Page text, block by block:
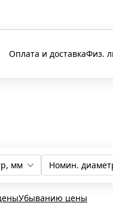
Оплата и доставкаФиз.
мм
Номин.
Убыванию цены